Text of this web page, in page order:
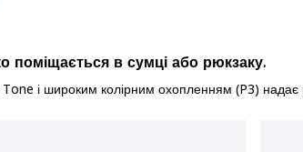
поміщається в сумці або рюкзаку.
і широким колірним охопленням (P3) надає